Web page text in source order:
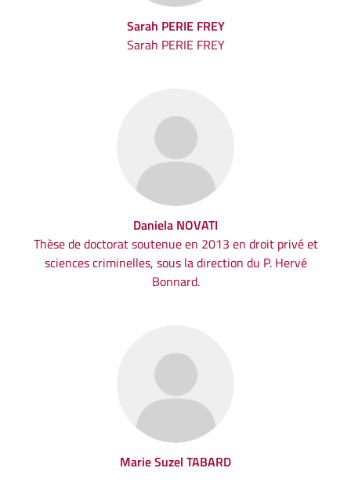
Sarah PERIE FREY
Sarah PERIE FREY
Daniela NOVATI
Thèse de doctorat soutenue en 2013 en droit privé et
sciences criminelles, sous la direction du P. Hervé
Bonnard.
Marie Suzel TABARD